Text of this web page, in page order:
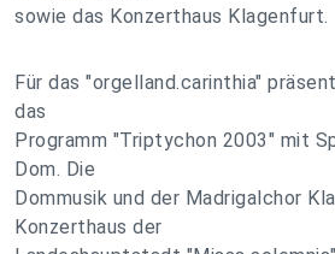
sowie das Konzerthaus Klagenfurt.
Für das "orgelland.carinthia"
das
Programm "Triptychon 2003" mit
Dom. Die
Dommusik und der Madrigalchor
Konzerthaus der